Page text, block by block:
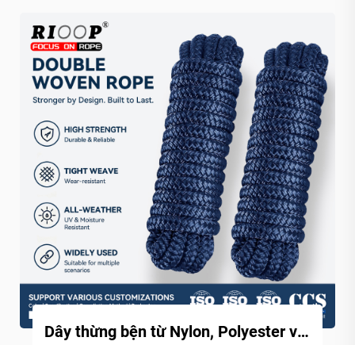
Dây thừng bện từ Nylon, Polyester và PE: Hướng dẫn lựa chọn vật liệu cho doanh nghiệp